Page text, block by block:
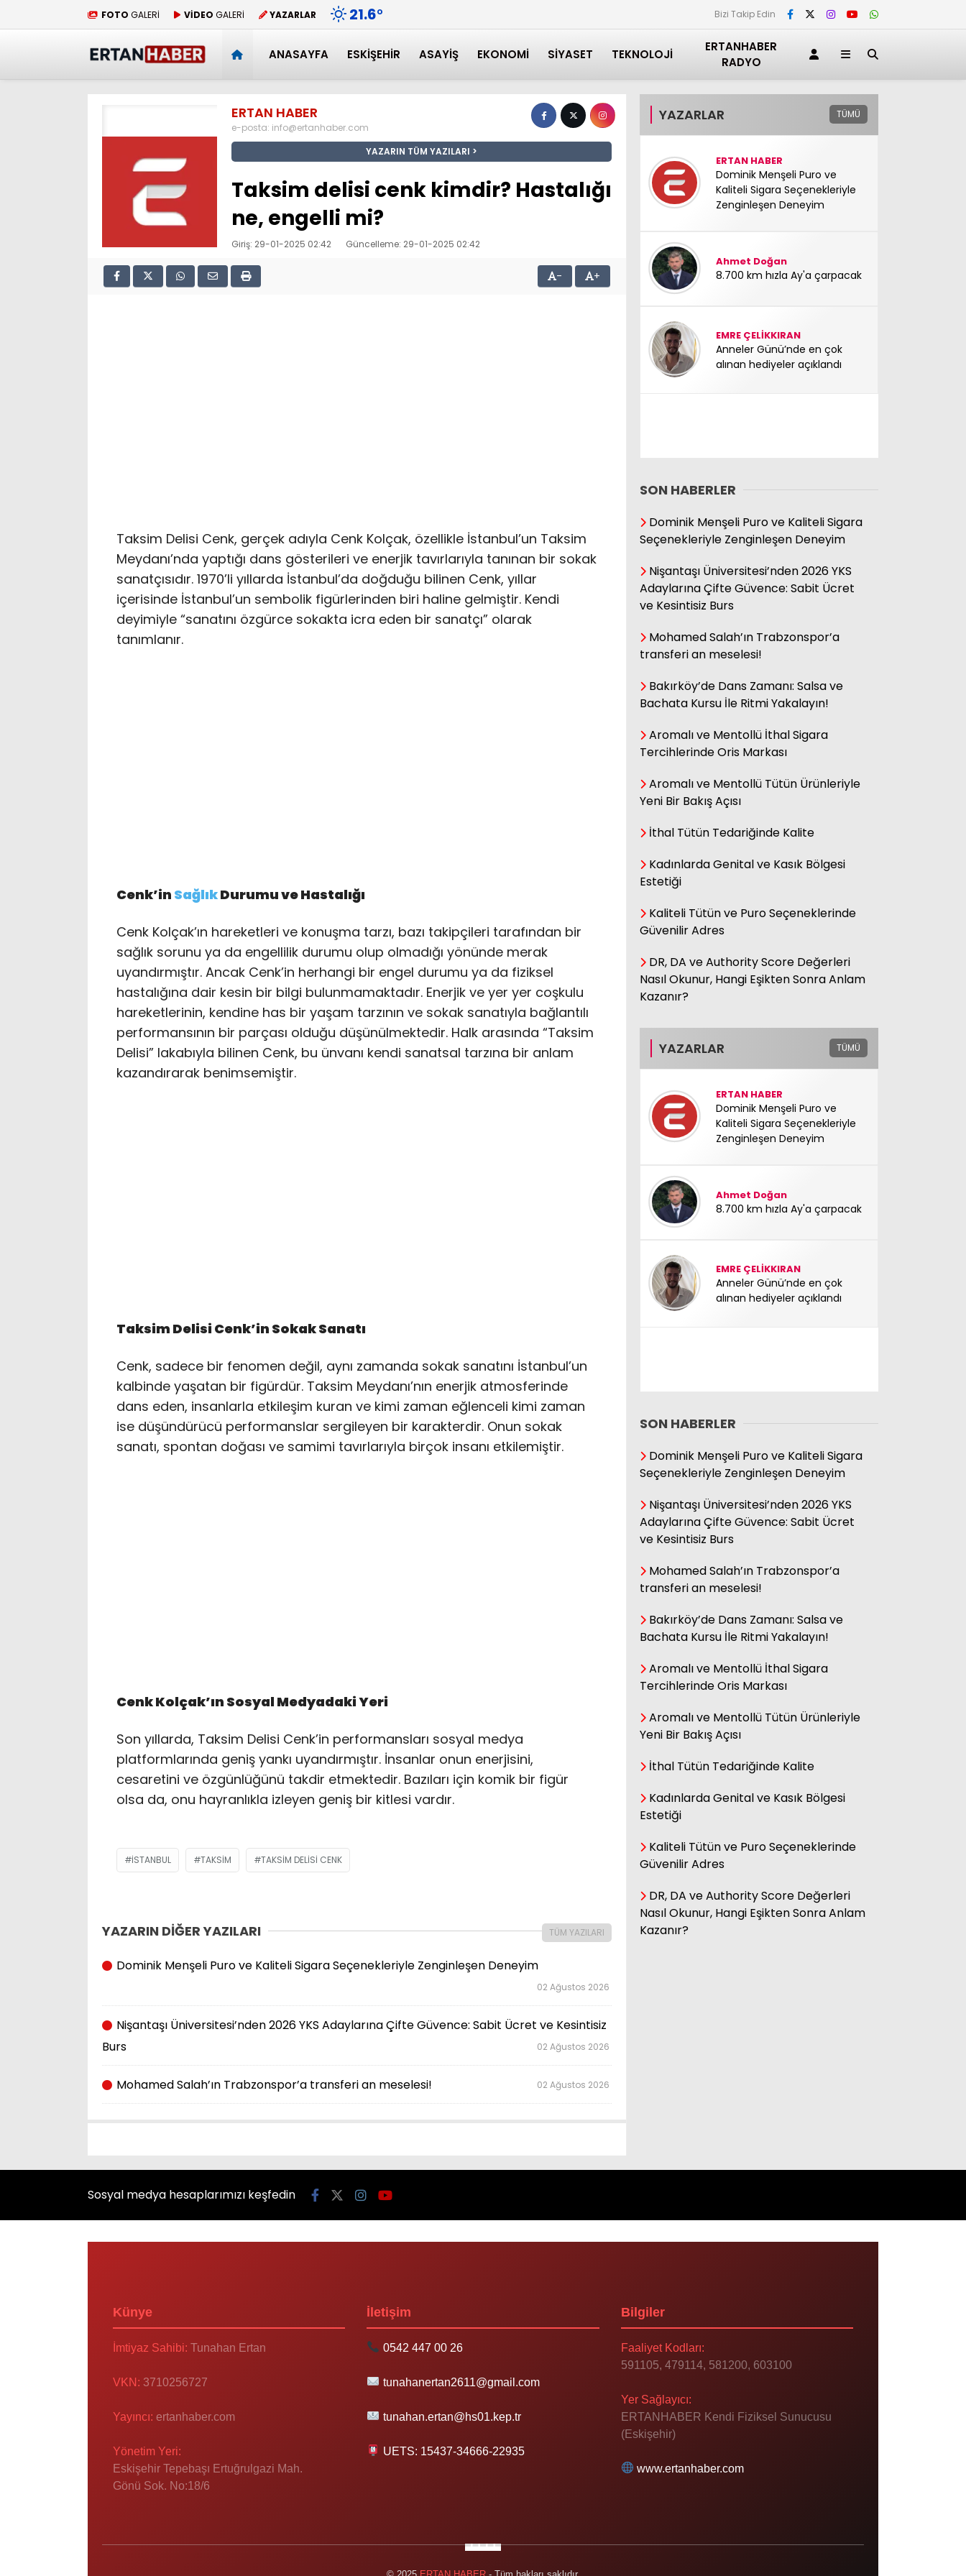
FOTO GALERİ VİDEO GALERİ YAZARLAR 21.6° Bizi Takip Edin
ANASAYFA ESKIŞEHIR ASAYIŞ EKONOMI SIYASET TEKNOLOJI
ERTANHABER
RADYO
ERTAN HABER
e-posta: info@ertanhaber.com
YAZARIN TÜM YAZILARI
Taksim delisi cenk kimdir? Hastalığı
ne, engelli mi?
Giriş: 29-01-2025 02:42 Güncelleme: 29-01-2025 02:42
- +
Taksim Delisi Cenk, gerçek adıyla Cenk Kolçak, özellikle İstanbul’un Taksim
Meydanı’nda yaptığı dans gösterileri ve enerjik tavırlarıyla tanınan bir sokak
sanatçısıdır. 1970’li yıllarda İstanbul’da doğduğu bilinen Cenk, yıllar
içerisinde İstanbul’un sembolik figürlerinden biri haline gelmiştir. Kendi
deyimiyle “sanatını özgürce sokakta icra eden bir sanatçı” olarak
tanımlanır.
Cenk’in SağlıkDurumu ve Hastalığı
Cenk Kolçak’ın hareketleri ve konuşma tarzı, bazı takipçileri tarafından bir
sağlık sorunu ya da engellilik durumu olup olmadığı yönünde merak
uyandırmıştır. Ancak Cenk’in herhangi bir engel durumu ya da fiziksel
hastalığına dair kesin bir bilgi bulunmamaktadır. Enerjik ve yer yer coşkulu
hareketlerinin, kendine has bir yaşam tarzının ve sokak sanatıyla bağlantılı
performansının bir parçası olduğu düşünülmektedir. Halk arasında “Taksim
Delisi” lakabıyla bilinen Cenk, bu ünvanı kendi sanatsal tarzına bir anlam
kazandırarak benimsemiştir.
Taksim Delisi Cenk’in Sokak Sanatı
Cenk, sadece bir fenomen değil, aynı zamanda sokak sanatını İstanbul’un
kalbinde yaşatan bir figürdür. Taksim Meydanı’nın enerjik atmosferinde
dans eden, insanlarla etkileşim kuran ve kimi zaman eğlenceli kimi zaman
ise düşündürücü performanslar sergileyen bir karakterdir. Onun sokak
sanatı, spontan doğası ve samimi tavırlarıyla birçok insanı etkilemiştir.
Cenk Kolçak’ın Sosyal Medyadaki Yeri
Son yıllarda, Taksim Delisi Cenk’in performansları sosyal medya
platformlarında geniş yankı uyandırmıştır. İnsanlar onun enerjisini,
cesaretini ve özgünlüğünü takdir etmektedir. Bazıları için komik bir figür
olsa da, onu hayranlıkla izleyen geniş bir kitlesi vardır.
ISTANBUL TAKSIM TAKSIM DELISI CENK
YAZARIN DİĞER YAZILARI TÜM YAZILARI
Dominik Menşeli Puro ve Kaliteli Sigara Seçenekleriyle Zenginleşen Deneyim
02 Ağustos 2026
Nişantaşı Üniversitesi’nden 2026 YKS Adaylarına Çifte Güvence: Sabit Ücret ve Kesintisiz
Burs
02 Ağustos 2026
Mohamed Salah’ın Trabzonspor’a transferi an meselesi! 02 Ağustos 2026
YAZARLAR TÜMÜ
ERTAN HABER
Dominik Menşeli Puro ve
Kaliteli Sigara Seçenekleriyle
Zenginleşen Deneyim
Ahmet Doğan
8.700 km hızla Ay'a çarpacak
EMRE ÇELİKKIRAN
Anneler Günü’nde en çok
alınan hediyeler açıklandı
SON HABERLER
Dominik Menşeli Puro ve Kaliteli Sigara
Seçenekleriyle Zenginleşen Deneyim
Nişantaşı Üniversitesi’nden 2026 YKS
Adaylarına Çifte Güvence: Sabit Ücret
ve Kesintisiz Burs
Mohamed Salah’ın Trabzonspor’a
transferi an meselesi!
Bakırköy’de Dans Zamanı: Salsa ve
Bachata Kursu İle Ritmi Yakalayın!
Aromalı ve Mentollü İthal Sigara
Tercihlerinde Oris Markası
Aromalı ve Mentollü Tütün Ürünleriyle
Yeni Bir Bakış Açısı
İthal Tütün Tedariğinde Kalite
Kadınlarda Genital ve Kasık Bölgesi
Estetiği
Kaliteli Tütün ve Puro Seçeneklerinde
Güvenilir Adres
DR, DA ve Authority Score Değerleri
Nasıl Okunur, Hangi Eşikten Sonra Anlam
Kazanır?
YAZARLAR TÜMÜ
ERTAN HABER
Dominik Menşeli Puro ve
Kaliteli Sigara Seçenekleriyle
Zenginleşen Deneyim
Ahmet Doğan
8.700 km hızla Ay'a çarpacak
EMRE ÇELİKKIRAN
Anneler Günü’nde en çok
alınan hediyeler açıklandı
SON HABERLER
Dominik Menşeli Puro ve Kaliteli Sigara
Seçenekleriyle Zenginleşen Deneyim
Nişantaşı Üniversitesi’nden 2026 YKS
Adaylarına Çifte Güvence: Sabit Ücret
ve Kesintisiz Burs
Mohamed Salah’ın Trabzonspor’a
transferi an meselesi!
Bakırköy’de Dans Zamanı: Salsa ve
Bachata Kursu İle Ritmi Yakalayın!
Aromalı ve Mentollü İthal Sigara
Tercihlerinde Oris Markası
Aromalı ve Mentollü Tütün Ürünleriyle
Yeni Bir Bakış Açısı
İthal Tütün Tedariğinde Kalite
Kadınlarda Genital ve Kasık Bölgesi
Estetiği
Kaliteli Tütün ve Puro Seçeneklerinde
Güvenilir Adres
DR, DA ve Authority Score Değerleri
Nasıl Okunur, Hangi Eşikten Sonra Anlam
Kazanır?
Sosyal medya hesaplarımızı keşfedin
Künye
İmtiyaz Sahibi: Tunahan Ertan
VKN: 3710256727
Yayıncı: ertanhaber.com
Yönetim Yeri:
Eskişehir Tepebaşı Ertuğrulgazi Mah.
Gönü Sok. No:18/6
İletişim
0542 447 00 26
tunahanertan2611@gmail.com
tunahan.ertan@hs01.kep.tr
UETS: 15437-34666-22935
Bilgiler
Faaliyet Kodları:
591105, 479114, 581200, 603100
Yer Sağlayıcı:
ERTANHABER Kendi Fiziksel Sunucusu
(Eskişehir)
www.ertanhaber.com